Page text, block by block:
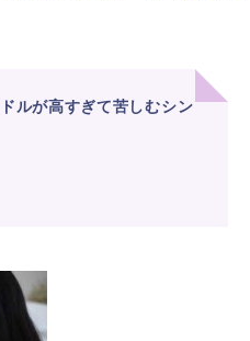
ルが高すぎて苦しむシン